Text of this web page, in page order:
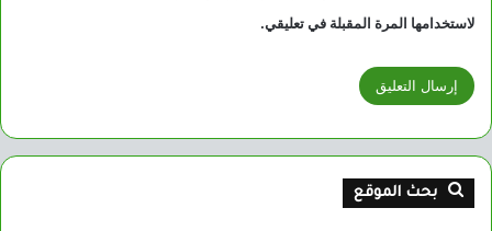
لاستخدامها المرة المقبلة في تعليقي.
بحث الموقع